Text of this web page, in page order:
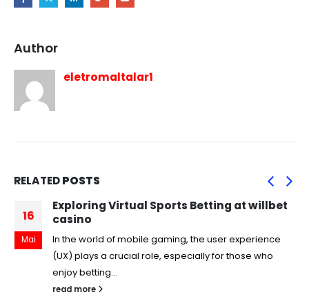
Author
eletromaltalar1
RELATEDPOSTS
16
Mai
Exploring Virtual Sports Betting at willbet
casino
In the world of mobile gaming, the user experience
(UX) plays a crucial role, especially for those who
enjoy betting...
read more